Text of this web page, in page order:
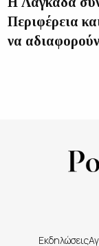
Περιφέρεια
να αδιαφορούν
Εκδηλώσεις